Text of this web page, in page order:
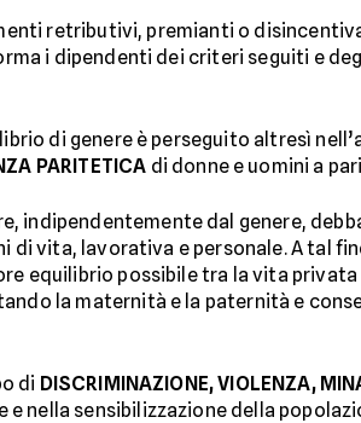
retributivi, premianti o
i dipendenti dei criteri seguiti e
di genere è perseguito altresì
PARITETICA di donne e uomini a
indipendentemente dal genere,
di vita, lavorativa e personale. A tal
equilibrio possibile tra la vita
la maternità e la paternità e
di DISCRIMINAZIONE, VIOLENZA,
e nella sensibilizzazione della